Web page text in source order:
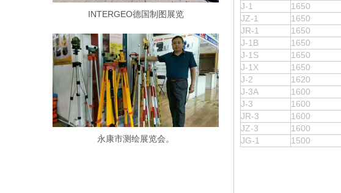
INTERGEO德国制图展览
永康市测绘展览会。
J-1
1650
JZ-1
1650
JR-1
1650
J-1B
1650
J-1S
1650
J-1X
1650
J-2
1620
J-3A
1600
J-3
1600
JR-3
1600
JZ-3
1600
JG-1
1500